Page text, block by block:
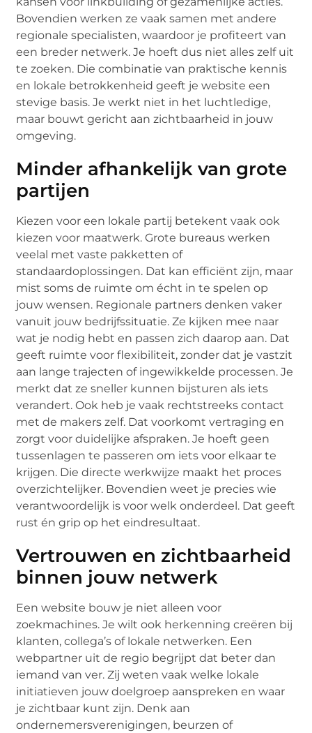
Bovendien werken ze vaak samen met andere
regionale specialisten, waardoor je profiteert van
een breder netwerk. Je hoeft dus niet alles zelf uit
te zoeken. Die combinatie van praktische kennis
en lokale betrokkenheid geeft je website een
stevige basis. Je werkt niet in het luchtledige,
maar bouwt gericht aan zichtbaarheid in jouw
omgeving.
Minder afhankelijk van grote
partijen
Kiezen voor een lokale partij betekent vaak ook
kiezen voor maatwerk. Grote bureaus werken
veelal met vaste pakketten of
standaardoplossingen. Dat kan efficiënt zijn, maar
mist soms de ruimte om écht in te spelen op
jouw wensen. Regionale partners denken vaker
vanuit jouw bedrijfssituatie. Ze kijken mee naar
wat je nodig hebt en passen zich daarop aan. Dat
geeft ruimte voor flexibiliteit, zonder dat je vastzit
aan lange trajecten of ingewikkelde processen. Je
merkt dat ze sneller kunnen bijsturen als iets
verandert. Ook heb je vaak rechtstreeks contact
met de makers zelf. Dat voorkomt vertraging en
zorgt voor duidelijke afspraken. Je hoeft geen
tussenlagen te passeren om iets voor elkaar te
krijgen. Die directe werkwijze maakt het proces
overzichtelijker. Bovendien weet je precies wie
verantwoordelijk is voor welk onderdeel. Dat geeft
rust én grip op het eindresultaat.
Vertrouwen en zichtbaarheid
binnen jouw netwerk
Een website bouw je niet alleen voor
zoekmachines. Je wilt ook herkenning creëren bij
klanten, collega’s of lokale netwerken. Een
webpartner uit de regio begrijpt dat beter dan
iemand van ver. Zij weten vaak welke lokale
initiatieven jouw doelgroep aanspreken en waar
je zichtbaar kunt zijn. Denk aan
ondernemersverenigingen, beurzen of